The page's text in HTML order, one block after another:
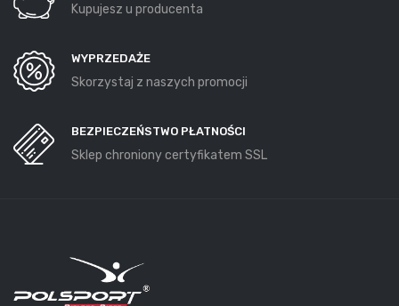
Kupujesz u producenta
WYPRZEDAŻE
Skorzystaj z naszych promocji
BEZPIECZEŃSTWO PŁATNOŚCI
Sklep chroniony certyfikatem SSL